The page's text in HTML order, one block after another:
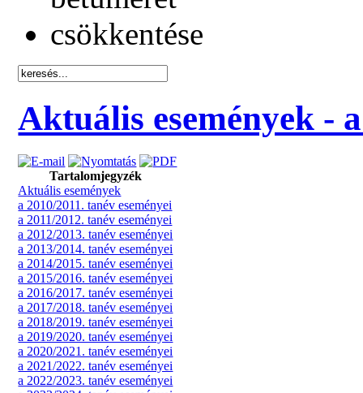
Aktuális események -
Tartalomjegyzék
Aktuális események
a 2010/2011. tanév eseményei
a 2011/2012. tanév eseményei
a 2012/2013. tanév eseményei
a 2013/2014. tanév eseményei
a 2014/2015. tanév eseményei
a 2015/2016. tanév eseményei
a 2016/2017. tanév eseményei
a 2017/2018. tanév eseményei
a 2018/2019. tanév eseményei
a 2019/2020. tanév eseményei
a 2020/2021. tanév eseményei
a 2021/2022. tanév eseményei
a 2022/2023. tanév eseményei